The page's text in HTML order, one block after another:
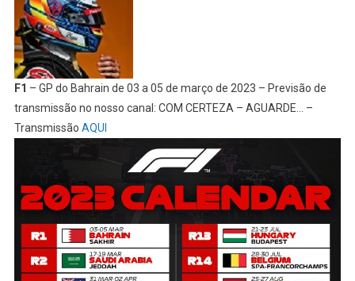
F1 – GP do Bahrain de 03 a 05 de março de 2023 – Previsão de
transmissão no nosso canal: COM CERTEZA – AGUARDE… –
Transmissão AQUI